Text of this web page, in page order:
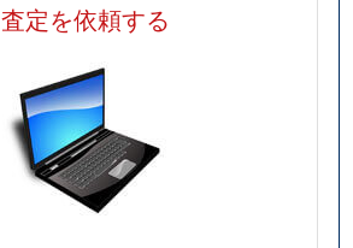
査定を依頼する